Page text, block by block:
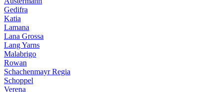
Gedifra
Katia
Lamana
Lana Grossa
Lang Yarns
Malabrigo
Rowan
Schachenmayr Regia
Schoppel
Verena